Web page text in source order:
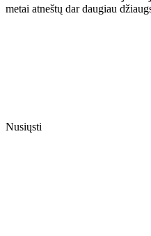
metai atneštų dar daugiau
Nusiųsti